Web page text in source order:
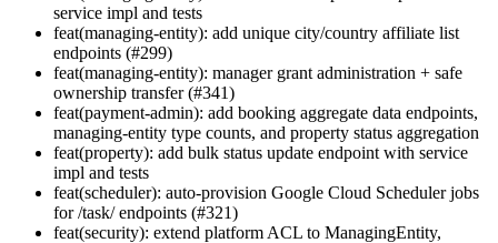
service impl and tests
feat(managing-entity): add unique city/country affiliate list
endpoints (#299)
feat(managing-entity): manager grant administration + safe
ownership transfer (#341)
feat(payment-admin): add booking aggregate data endpoints,
managing-entity type counts, and property status aggregation
feat(property): add bulk status update endpoint with service
impl and tests
feat(scheduler): auto-provision Google Cloud Scheduler jobs
for /task/ endpoints (#321)
feat(security): extend platform ACL to ManagingEntity,